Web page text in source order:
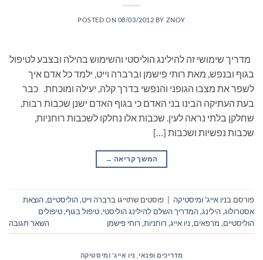
POSTED ON 08/03/2012 BY ZNOY
מדריך שימושי זה להילינג הוליסטי והשימוש בהילה ובצבע לטיפול
בגוף ובנפש, מאת רותי פישמן וברברה וייט, ילמד כל אדם איך
לשפר את מצבו הגופני והנפשי בדרך קלה, יעילה ומוכחת. כבר
בעת העתיקה הבינו בני האדם כי בגוף האדם ישנן שכבות רבות,
שחלקן בלתי נראה לעין. שכבות אלו נחלקו לשכבות רוחניות,
שכבות נפשיות ושכבות […]
המשך קריאה →
פורסם בניו אייג' ומיסטיקה פוסטים שתוייגו ברברה וייט,הוליסטיים,הוצאת
אסטרולוג,הילינג,המדריך השלם להילינג הוליסטי,טיפול בגוף,טיפולים
הוליסטיים, מרפאים, ניו אייג, רוחניות, רותי פישמן השאר תגובה
מדריכים ופנאי ניו אייג' ומיסטיקה